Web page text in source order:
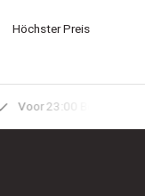
Höchster Preis
Gratis Verzonden